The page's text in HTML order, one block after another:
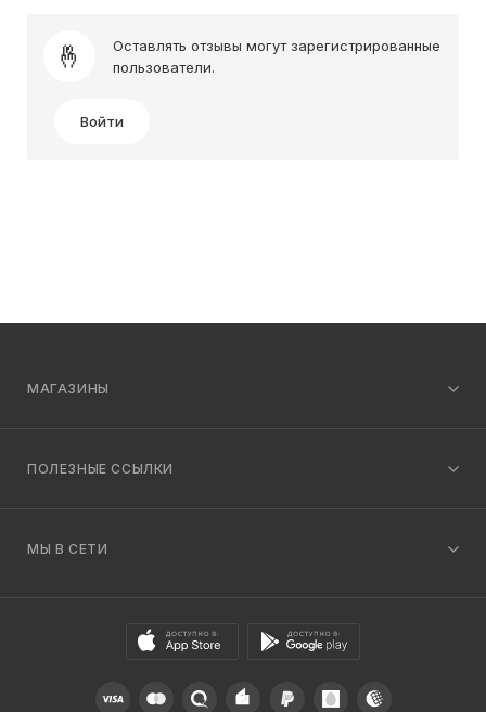
Оставлять отзывы могут зарегистрированные
пользователи.
Войти
МАГАЗИНЫ
ПОЛЕЗНЫЕ ССЫЛКИ
МЫ В СЕТИ